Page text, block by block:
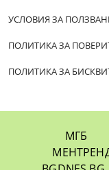
УСЛОВИЯ ЗА
ПОЛИТИКА ЗА
ПОЛИТИКА ЗА
МГБ